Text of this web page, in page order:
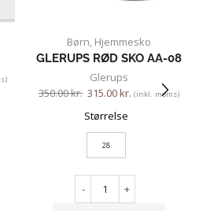
Børn, Hjemmesko
GLERUPS RØD SKO AA-08
Glerups
350.00kr. 315.00kr. (inkl. moms)
Størrelse
28
- +